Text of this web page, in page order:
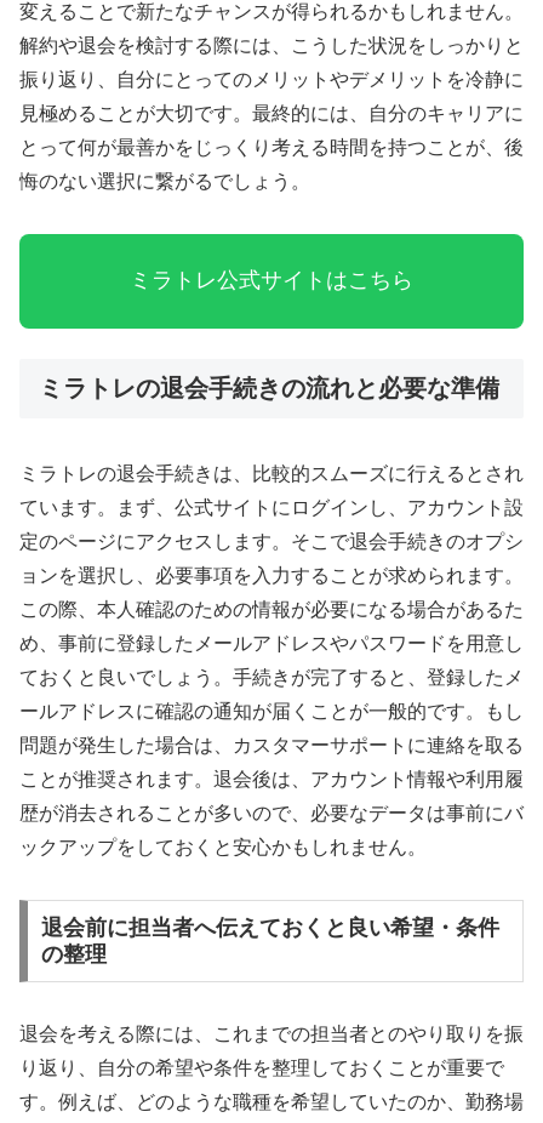
変えることで新たなチャンスが得られるかもしれません。
解約や退会を検討する際には、こうした状況をしっかりと
振り返り、自分にとってのメリットやデメリットを冷静に
見極めることが大切です。最終的には、自分のキャリアに
とって何が最善かをじっくり考える時間を持つことが、後
悔のない選択に繋がるでしょう。
ミラトレ公式サイトはこちら
ミラトレの退会手続きの流れと必要な準備
ミラトレの退会手続きは、比較的スムーズに行えるとされ
ています。まず、公式サイトにログインし、アカウント設
定のページにアクセスします。そこで退会手続きのオプシ
ョンを選択し、必要事項を入力することが求められます。
この際、本人確認のための情報が必要になる場合があるた
め、事前に登録したメールアドレスやパスワードを用意し
ておくと良いでしょう。手続きが完了すると、登録したメ
ールアドレスに確認の通知が届くことが一般的です。もし
問題が発生した場合は、カスタマーサポートに連絡を取る
ことが推奨されます。退会後は、アカウント情報や利用履
歴が消去されることが多いので、必要なデータは事前にバ
ックアップをしておくと安心かもしれません。
退会前に担当者へ伝えておくと良い希望・条件
の整理
退会を考える際には、これまでの担当者とのやり取りを振
り返り、自分の希望や条件を整理しておくことが重要で
す。例えば、どのような職種を希望していたのか、勤務場